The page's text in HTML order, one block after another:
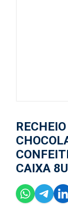
CAIXA